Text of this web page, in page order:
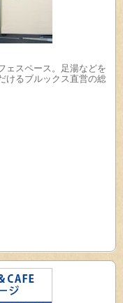
スペース。足湯などを
けるブルックス直営の総